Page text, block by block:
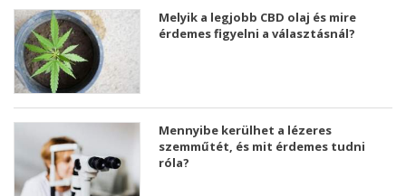
Melyik a legjobb CBD olaj és mire
érdemes figyelni a választásnál?
Mennyibe kerülhet a lézeres
szemműtét, és mit érdemes tudni
róla?